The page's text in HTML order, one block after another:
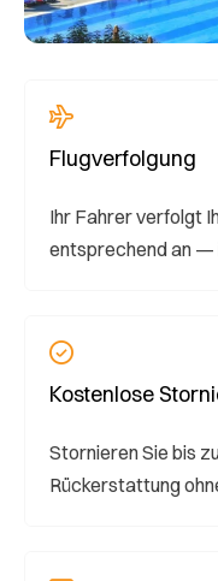
Flugverfolgung
Ihr Fahrer verfolgt
entsprechend an —
Kostenlose
Stornieren Sie bis
Rückerstattung